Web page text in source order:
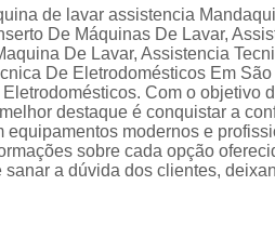
Manutenções
de fogão
Manutenções
em freezer
de lavar assistencia
De Máquinas De Lavar,
De Lavar, Assistencia
De Eletrodomésticos Em
Com o objetivo
destaque é conquistar a
equipamentos modernos e
sobre cada opção
a dúvida dos clientes,